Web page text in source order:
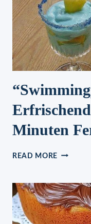
Minuten
READ MORE
UND
IN
10